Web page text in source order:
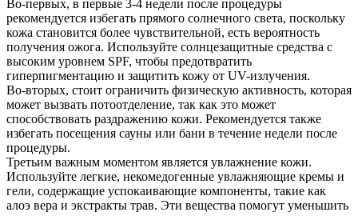
Во-первых, в первые 3-4 недели после процедуры
рекомендуется избегать прямого солнечного света, поскольку
кожа становится более чувствительной, есть вероятность
получения ожога. Используйте солнцезащитные средства с
высоким уровнем SPF, чтобы предотвратить
гиперпигментацию и защитить кожу от UV-излучения.
Во-вторых, стоит ограничить физическую активность, которая
может вызвать потоотделение, так как это может
способствовать раздражению кожи. Рекомендуется также
избегать посещения сауны или бани в течение недели после
процедуры.
Третьим важным моментом является увлажнение кожи.
Используйте легкие, некомедогенные увлажняющие кремы и
гели, содержащие успокаивающие компоненты, такие как
алоэ вера и экстракты трав. Эти вещества помогут уменьшить